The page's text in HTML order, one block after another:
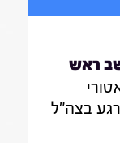
ראש
בצה"ל